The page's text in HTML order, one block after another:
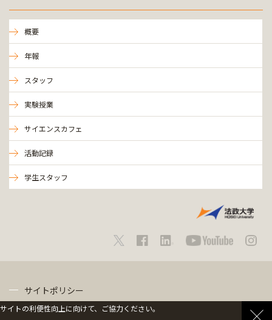
概要
年報
スタッフ
実験授業
サイエンスカフェ
活動記録
学生スタッフ
サイトポリシー
サイトの利便性向上に向けて、ご協力ください。